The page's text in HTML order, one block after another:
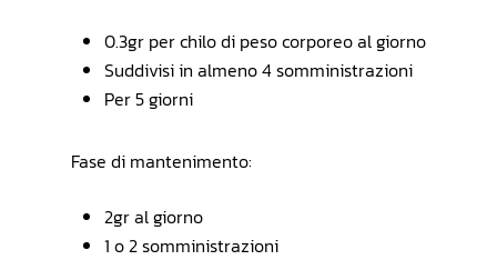
0.3gr per chilo di peso corporeo al giorno
Suddivisi in almeno 4 somministrazioni
Per 5 giorni
Fase di mantenimento:
2gr al giorno
1 o 2 somministrazioni